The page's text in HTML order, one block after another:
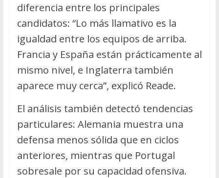
diferencia entre los principales
candidatos: “Lo más llamativo es la
igualdad entre los equipos de arriba.
Francia y España están prácticamente al
mismo nivel, e Inglaterra también
aparece muy cerca”, explicó Reade.
El análisis también detectó tendencias
particulares: Alemania muestra una
defensa menos sólida que en ciclos
anteriores, mientras que Portugal
sobresale por su capacidad ofensiva.